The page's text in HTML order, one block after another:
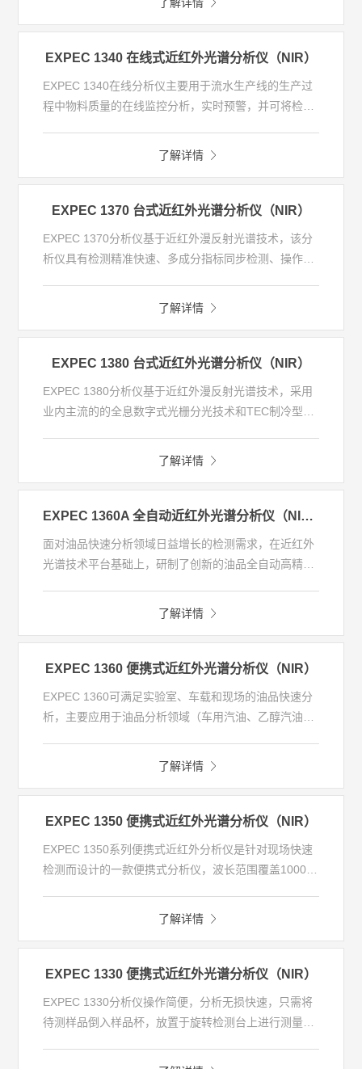
刑侦法医等领域，GC 2000都可以给出完美的解决方
案，满足多样的用户需求。
EXPEC 1340 在线式近红外光谱分析仪（NIR）
EXPEC 1340在线分析仪主要用于流水生产线的生产过
程中物料质量的在线监控分析，实时预警，并可将检测
寿命，并且方便仪路操作维护，探头可根据具体应用工
况灵活定制设计，从而达到最佳测量效果，该系统适合
了解详情
EXPEC 1370 台式近红外光谱分析仪（NIR）
EXPEC 1370分析仪基于近红外漫反射光谱技术，该分
析仪具有检测精准快速、多成分指标同步检测、操作简
了解详情
EXPEC 1380 台式近红外光谱分析仪（NIR）
EXPEC 1380分析仪基于近红外漫反射光谱技术，采用
业内主流的的全息数字式光栅分光技术和TEC制冷型高
样品多成分指标的无损快速检测，该仪器采用直径18厘
米的超大旋转样品盘，实现覆盖全盘面积的扫描方式，
在粮食收储、饲料生产，粮油加工等领域有着广泛的应
用。 该分析仪可扩展性强，配套的检测附件丰富，并支
持不同样品用量的
了解详情
EXPEC 1360A 全自动近红外光谱分析仪（NIR）
面对油品快速分析领域日益增长的检测需求，在近红外
光谱技术平台基础上，研制了创新的油品全自动高精度
了解详情
EXPEC 1360 便携式近红外光谱分析仪（NIR）
EXPEC 1360可满足实验室、车载和现场的油品快速分
析，主要应用于油品分析领域（车用汽油、乙醇汽油、
格。
了解详情
EXPEC 1350 便携式近红外光谱分析仪（NIR）
EXPEC 1350系列便携式近红外分析仪是针对现场快速
检测而设计的一款便携式分析仪，波长范围覆盖1000-
理和化学成分的无损快速检测。在果品种植、食品质
检、科学研究等领域有着广泛的应用。
了解详情
EXPEC 1330 便携式近红外光谱分析仪（NIR）
EXPEC 1330分析仪操作简便，分析无损快速，只需将
待测样品倒入样品杯，放置于旋转检测台上进行测量，